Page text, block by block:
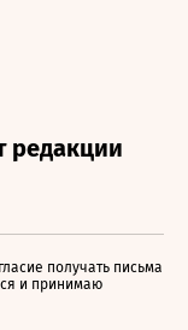
получать письма
и принимаю